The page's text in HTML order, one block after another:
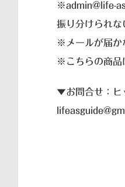
※admin@life-
振り分けられな
※メールが届か
※こちらの商品
▼お問合せ：ヒ